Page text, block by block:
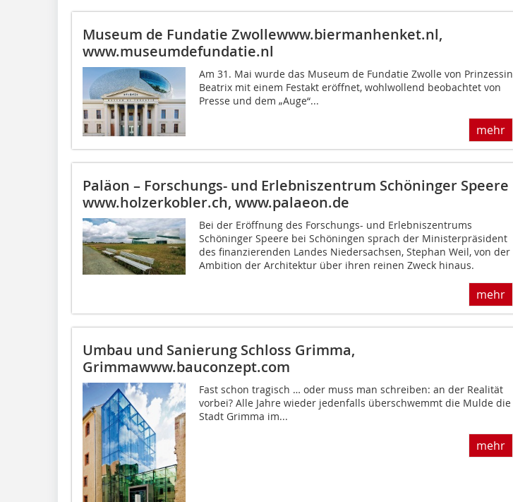
Museum de Fundatie Zwollewww.biermanhenket.nl,
www.museumdefundatie.nl
Am 31. Mai wurde das Museum de Fun­datie Zwolle von Prinzessin
Beatrix mit einem Festakt eröffnet, wohlwollend be­obachtet von
Presse und dem „Auge“...
mehr
Paläon – Forschungs- und Erlebniszentrum Schöninger Speere
www.holzerkobler.ch, www.palaeon.de
Bei der Eröffnung des Forschungs- und Erlebniszentrums
Schöninger Speere bei Schöningen sprach der Ministerpräsident
des finanzierenden Landes Niedersachsen, Stephan Weil, von der
Ambition der Architektur über ihren reinen Zweck hinaus.
mehr
Umbau und Sanierung Schloss Grimma,
Grimmawww.bauconzept.com
Fast schon tragisch … oder muss man schreiben: an der Realität
vorbei? Alle Jahre wieder jedenfalls überschwemmt die Mulde die
Stadt Grimma im...
mehr